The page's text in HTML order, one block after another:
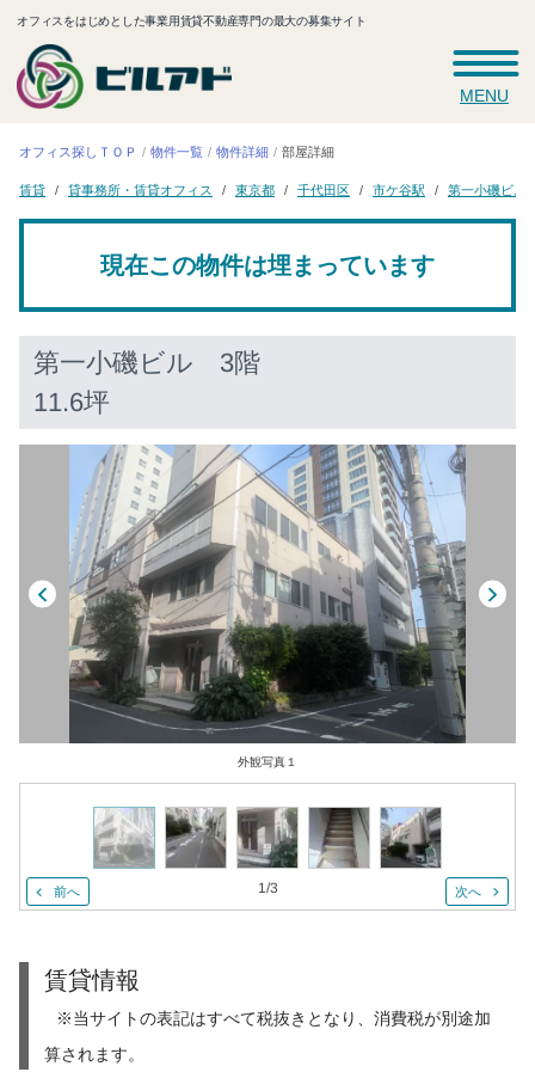
オフィスをはじめとした事業用賃貸不動産専門の最大の募集サイト
MENU
オフィス探しＴＯＰ 物件一覧 物件詳細 部屋詳細
賃貸 貸事務所・賃貸オフィス 東京都 千代田区 市ケ谷駅 第一小磯ビル
現在この物件は埋まっています
第一小磯ビル 3階
11.6坪
外観写真１
前へ 1/3 次へ
賃貸情報
※当サイトの表記はすべて税抜きとなり、消費税が別途加
算されます。